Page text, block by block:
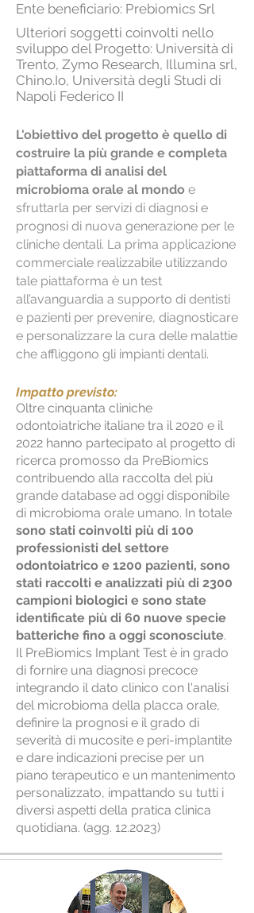
Ente beneficiario: Prebiomics Srl
Ulteriori soggetti coinvolti nello
sviluppo del Progetto: Università di
Trento, Zymo Research, Illumina srl,
Chino.Io, Università degli Studi di
Napoli Federico II
L'obiettivo del progetto è quello di
costruire la più grande e completa
piattaforma di analisi del
microbioma orale al mondo e
sfruttarla per servizi di diagnosi e
prognosi di nuova generazione per le
cliniche dentali. La prima applicazione
commerciale realizzabile utilizzando
tale piattaforma è un test
all’avanguardia a supporto di dentisti
e pazienti per prevenire, diagnosticare
e personalizzare la cura delle malattie
che affliggono gli impianti dentali.
Impatto previsto:
Oltre cinquanta cliniche
odontoiatriche italiane tra il 2020 e il
2022 hanno partecipato al progetto di
ricerca promosso da PreBiomics
contribuendo alla raccolta del più
grande database ad oggi disponibile
di microbioma orale umano. In totale
sono stati coinvolti più di 100
professionisti del settore
odontoiatrico e 1200 pazienti, sono
stati raccolti e analizzati più di 2300
campioni biologici e sono state
identificate più di 60 nuove specie
batteriche fino a oggi sconosciute.
Il PreBiomics Implant Test è in grado
di fornire una diagnosi precoce
integrando il dato clinico con l'analisi
del microbioma della placca orale,
definire la prognosi e il grado di
severità di mucosite e peri-implantite
e dare indicazioni precise per un
piano terapeutico e un mantenimento
personalizzato, impattando su tutti i
diversi aspetti della pratica clinica
quotidiana. (agg. 12.2023)